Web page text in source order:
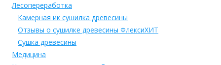
Лесопереработка
Камерная ик сушилка древесины
Отзывы о сушилке древесины ФлексиХИТ
Сушка древесины
Медицина